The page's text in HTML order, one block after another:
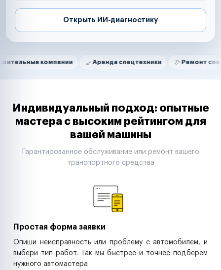
Открыть ИИ-диагностику
Нам доверяют
компании Аренда спецтехники Ремонт спецтехники
Маркетплейсы
Таксопарки
Автодилеры
Строительные компании
Аренда спецтехники
Индивидуальный подход: опытные
мастера с высоким рейтингом для
вашей машины
Гарантированное обслуживание или ремонт вашего
транспортного средства
Простая форма заявки
Опиши неисправность или проблему с автомобилем, и
выбери тип работ. Так мы быстрее и точнее подберем
нужного автомастера